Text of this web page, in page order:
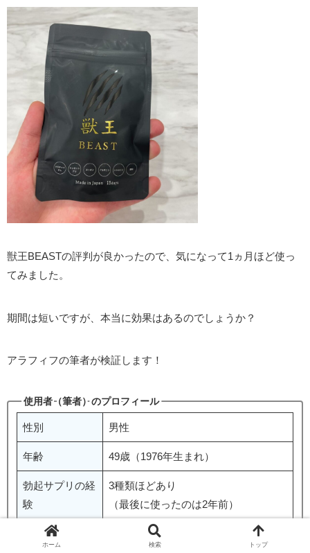
獣王BEASTの評判が良かったので、気になって1ヵ月ほど使っ
てみました。
期間は短いですが、本当に効果はあるのでしょうか？
アラフィフの筆者が検証します！
使用者（筆者）のプロフィール
性別 男性
年齢 49歳（1976年生まれ）
勃起サプリの経
験
3種類ほどあり
（最後に使ったのは2年前）
・若い時より性欲がガクッと落ちてい
ホーム 検索 トップ